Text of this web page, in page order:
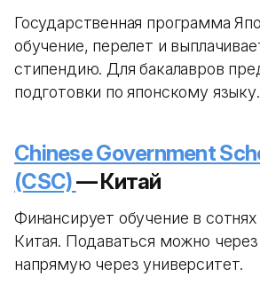
Государственная программа
обучение, перелет и
стипендию. Для бакалавров
подготовки по японскому языку.
Chinese Government
(CSC)— Китай
Финансирует обучение в
Китая. Подаваться можно через
напрямую через университет.